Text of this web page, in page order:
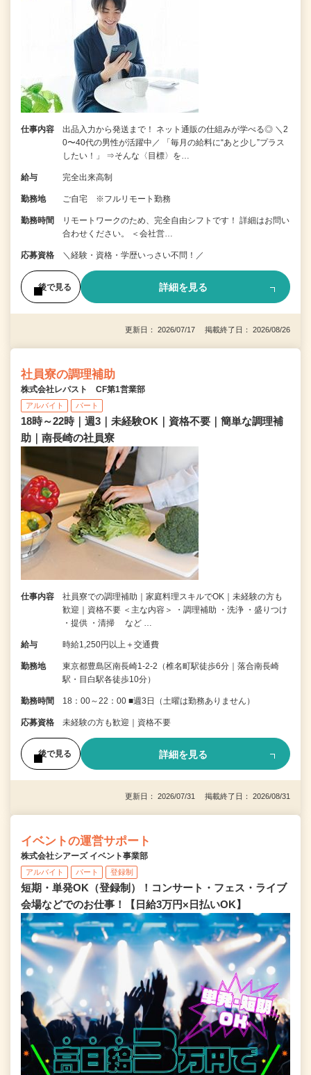
仕事内容
出品入力から発送まで！ ネット通販の仕組みが学べる◎ ＼2
0〜40代の男性が活躍中／ 「毎月の給料に“あと少し”プラス
したい！」 ⇒そんな〈目標〉を…
給与 完全出来高制
勤務地 ご自宅 ※フルリモート勤務
勤務時間
リモートワークのため、完全自由シフトです！ 詳細はお問い
合わせください。 ＜会社営…
応募資格 ＼経験・資格・学歴いっさい不問！／
後で見る 詳細を見る
更新日： 2026/07/17 掲載終了日： 2026/08/26
社員寮の調理補助
株式会社レパスト CF第1営業部
アルバイト パート
18時～22時｜週3｜未経験OK｜資格不要｜簡単な調理補
助｜南長崎の社員寮
仕事内容
社員寮での調理補助｜家庭料理スキルでOK｜未経験の方も
歓迎｜資格不要 ＜主な内容＞ ・調理補助 ・洗浄 ・盛りつけ
・提供 ・清掃 など …
給与 時給1,250円以上＋交通費
勤務地
東京都豊島区南長崎1-2-2（椎名町駅徒歩6分｜落合南長崎
駅・目白駅各徒歩10分）
勤務時間 18：00～22：00 ■週3日（土曜は勤務ありません）
応募資格 未経験の方も歓迎｜資格不要
後で見る 詳細を見る
更新日： 2026/07/31 掲載終了日： 2026/08/31
イベントの運営サポート
株式会社シアーズ イベント事業部
アルバイト パート 登録制
短期・単発OK（登録制）！コンサート・フェス・ライブ
会場などでのお仕事！【日給3万円×日払いOK】